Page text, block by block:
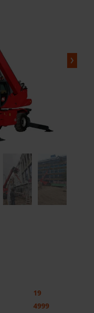
19
4999